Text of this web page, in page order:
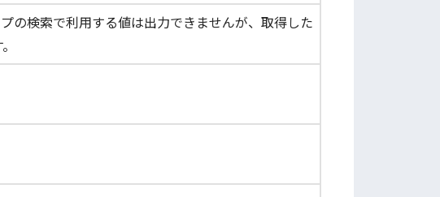
の検索で利用する値は出力できませんが、取得した